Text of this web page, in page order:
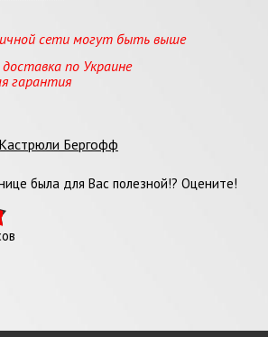
сети могут быть выше
по Украине
гарантия
Кастрюли Бергофф
была для Вас полезной!? Оцените!